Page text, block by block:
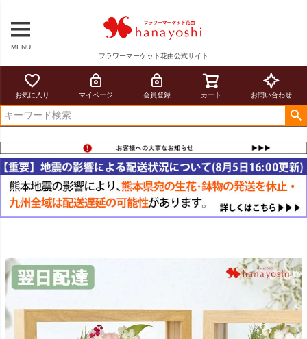
MENU
フラワーマーケット花由公式サイト
お気に入り マイページ 会員登録 カート お問い合わせ